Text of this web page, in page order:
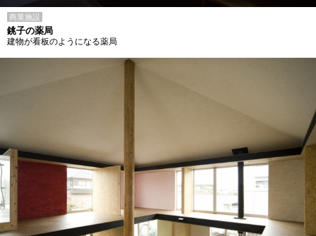
商業施設
銚子の薬局
建物が看板のようになる薬局